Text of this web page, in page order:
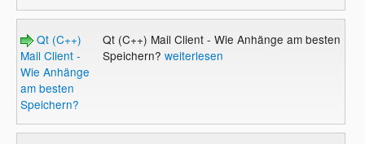
Qt (C++)
Mail Client -
Wie Anhänge
am besten
Speichern?
Qt (C++) Mail Client - Wie Anhänge am besten
Speichern? weiterlesen